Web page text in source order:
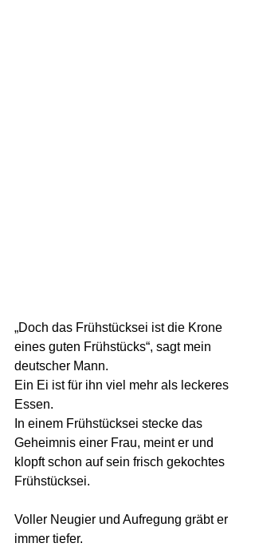
„Doch das Frühstücksei ist die Krone
eines guten Frühstücks“, sagt mein
deutscher Mann.
Ein Ei ist für ihn viel mehr als leckeres
Essen.
In einem Frühstücksei stecke das
Geheimnis einer Frau, meint er und
klopft schon auf sein frisch gekochtes
Frühstücksei.
Voller Neugier und Aufregung gräbt er
immer tiefer.